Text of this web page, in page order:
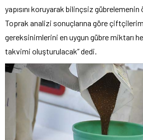
yapısını koruyarak bilinçsiz gübrelemenin
Toprak analizi sonuçlarına göre
gereksinimlerini en uygun gübre miktarı
takvimi oluşturulacak” dedi.